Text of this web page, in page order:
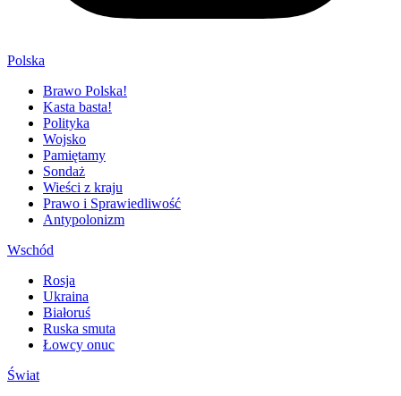
Polska
Brawo Polska!
Kasta basta!
Polityka
Wojsko
Pamiętamy
Sondaż
Wieści z kraju
Prawo i Sprawiedliwość
Antypolonizm
Wschód
Rosja
Ukraina
Białoruś
Ruska smuta
Łowcy onuc
Świat